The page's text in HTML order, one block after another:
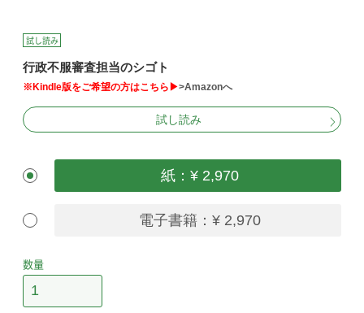
試し読み
行政不服審査担当のシゴト
※Kindle版をご希望の方はこちら▶>Amazonへ
試し読み
紙：¥ 2,970
電子書籍：¥ 2,970
数量